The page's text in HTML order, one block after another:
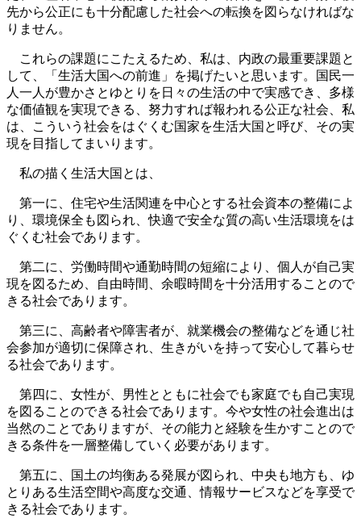
先から公正にも十分配慮した社会への転換を図らなければな
りません。
これらの課題にこたえるため、私は、内政の最重要課題と
して、「生活大国への前進」を掲げたいと思います。国民一
人一人が豊かさとゆとりを日々の生活の中で実感でき、多様
な価値観を実現できる、努力すれば報われる公正な社会、私
は、こういう社会をはぐくむ国家を生活大国と呼び、その実
現を目指してまいります。
私の描く生活大国とは、
第一に、住宅や生活関連を中心とする社会資本の整備によ
り、環境保全も図られ、快適で安全な質の高い生活環境をは
ぐくむ社会であります。
第二に、労働時間や通勤時間の短縮により、個人が自己実
現を図るため、自由時間、余暇時間を十分活用することので
きる社会であります。
第三に、高齢者や障害者が、就業機会の整備などを通じ社
会参加が適切に保障され、生きがいを持って安心して暮らせ
る社会であります。
第四に、女性が、男性とともに社会でも家庭でも自己実現
を図ることのできる社会であります。今や女性の社会進出は
当然のことでありますが、その能力と経験を生かすことので
きる条件を一層整備していく必要があります。
第五に、国土の均衡ある発展が図られ、中央も地方も、ゆ
とりある生活空間や高度な交通、情報サービスなどを享受で
きる社会であります。